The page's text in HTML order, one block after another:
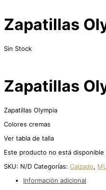
Zapatillas
Sin Stock
Zapatillas
Zapatillas Olympia
Colores cremas
Ver tabla de talla
Este producto no está
SKU: N/D Categorías: Calzado,
Información adicional